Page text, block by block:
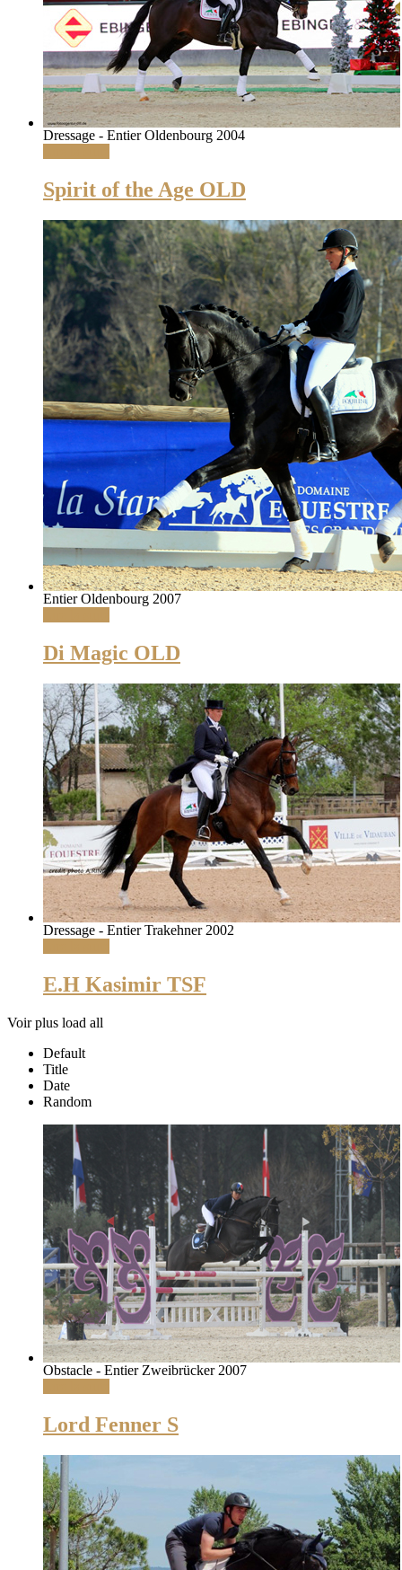
Dressage - Entier Oldenbourg 2004
Spirit of the Age OLD
Entier Oldenbourg 2007
Di Magic OLD
Dressage - Entier Trakehner 2002
E.H Kasimir TSF
Voir plus load all
Default
Title
Date
Random
Obstacle - Entier Zweibrücker 2007
Lord Fenner S